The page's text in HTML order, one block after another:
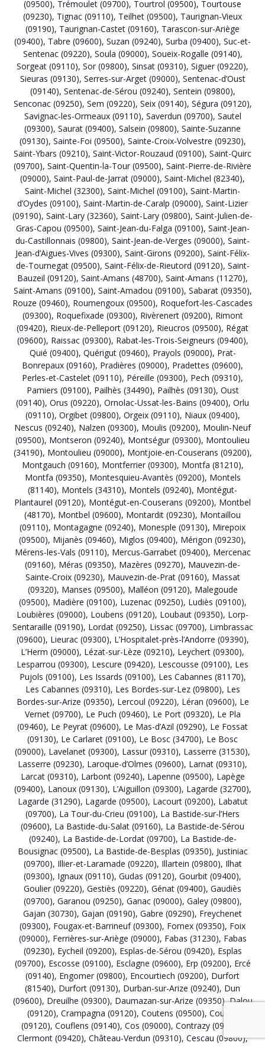
(09500), Trémoulet (09700), Tourtrol (09500), Tourtouse
(09230), Tignac (09110), Teilhet (09500), Taurignan-Vieux
(09190), Taurignan-Castet (09160), Tarascon-sur-Ariège
(09400), Tabre (09600), Suzan (09240), Surba (09400), Suc-et-
Sentenac (09220), Soula (09000), Soueix-Rogalle (09140),
Sorgeat (09110), Sor (09800), Sinsat (09310), Siguer (09220),
Sieuras (09130), Serres-sur-Arget (09000), Sentenac-d’Oust
(09140), Sentenac-de-Sérou (09240), Sentein (09800),
Senconac (09250), Sem (09220), Seix (09140), Ségura (09120),
Savignac-les-Ormeaux (09110), Saverdun (09700), Sautel
(09300), Saurat (09400), Salsein (09800), Sainte-Suzanne
(09130), Sainte-Foi (09500), Sainte-Croix-Volvestre (09230),
Saint-Ybars (09210), Saint-Victor-Rouzaud (09100), Saint-Quirc
(09700), Saint-Quentin-la-Tour (09500), Saint-Pierre-de-Rivière
(09000), Saint-Paul-de-Jarrat (09000), Saint-Michel (82340),
Saint-Michel (32300), Saint-Michel (09100), Saint-Martin-
d’Oydes (09100), Saint-Martin-de-Caralp (09000), Saint-Lizier
(09190), Saint-Lary (32360), Saint-Lary (09800), Saint-Julien-de-
Gras-Capou (09500), Saint-Jean-du-Falga (09100), Saint-Jean-
du-Castillonnais (09800), Saint-Jean-de-Verges (09000), Saint-
Jean-d’Aigues-Vives (09300), Saint-Girons (09200), Saint-Félix-
de-Tournegat (09500), Saint-Félix-de-Rieutord (09120), Saint-
Bauzeil (09120), Saint-Amans (48700), Saint-Amans (11270),
Saint-Amans (09100), Saint-Amadou (09100), Sabarat (09350),
Rouze (09460), Roumengoux (09500), Roquefort-les-Cascades
(09300), Roquefixade (09300), Rivèrenert (09200), Rimont
(09420), Rieux-de-Pelleport (09120), Rieucros (09500), Régat
(09600), Raissac (09300), Rabat-les-Trois-Seigneurs (09400),
Quié (09400), Quérigut (09460), Prayols (09000), Prat-
Bonrepaux (09160), Pradières (09000), Pradettes (09600),
Perles-et-Castelet (09110), Péreille (09300), Pech (09310),
Pamiers (09100), Pailhès (34490), Pailhès (09130), Oust
(09140), Orus (09220), Ornolac-Ussat-les-Bains (09400), Orlu
(09110), Orgibet (09800), Orgeix (09110), Niaux (09400),
Nescus (09240), Nalzen (09300), Moulis (09200), Moulin-Neuf
(09500), Montseron (09240), Montségur (09300), Montoulieu
(34190), Montoulieu (09000), Montjoie-en-Couserans (09200),
Montgauch (09160), Montferrier (09300), Montfa (81210),
Montfa (09350), Montesquieu-Avantès (09200), Montels
(81140), Montels (34310), Montels (09240), Montégut-
Plantaurel (09120), Montégut-en-Couserans (09200), Montbel
(48170), Montbel (09600), Montardit (09230), Montaillou
(09110), Montagagne (09240), Monesple (09130), Mirepoix
(09500), Mijanès (09460), Miglos (09400), Mérigon (09230),
Mérens-les-Vals (09110), Mercus-Garrabet (09400), Mercenac
(09160), Méras (09350), Mazères (09270), Mauvezin-de-
Sainte-Croix (09230), Mauvezin-de-Prat (09160), Massat
(09320), Manses (09500), Malléon (09120), Malegoude
(09500), Madière (09100), Luzenac (09250), Ludiès (09100),
Loubières (09000), Loubens (09120), Loubaut (09350), Lorp-
Sentaraille (09190), Lordat (09250), Lissac (09700), Limbrassac
(09600), Lieurac (09300), L’Hospitalet-près-l’Andorre (09390),
L’Herm (09000), Lézat-sur-Lèze (09210), Leychert (09300),
Lesparrou (09300), Lescure (09420), Lescousse (09100), Les
Pujols (09100), Les Issards (09100), Les Cabannes (81170),
Les Cabannes (09310), Les Bordes-sur-Lez (09800), Les
Bordes-sur-Arize (09350), Lercoul (09220), Léran (09600), Le
Vernet (09700), Le Puch (09460), Le Port (09320), Le Pla
(09460), Le Peyrat (09600), Le Mas-d’Azil (09290), Le Fossat
(09130), Le Carlaret (09100), Le Bosc (34700), Le Bosc
(09000), Lavelanet (09300), Lassur (09310), Lasserre (31530),
Lasserre (09230), Laroque-d’Olmes (09600), Larnat (09310),
Larcat (09310), Larbont (09240), Lapenne (09500), Lapège
(09400), Lanoux (09130), L’Aiguillon (09300), Lagarde (32700),
Lagarde (31290), Lagarde (09500), Lacourt (09200), Labatut
(09700), La Tour-du-Crieu (09100), La Bastide-sur-l’Hers
(09600), La Bastide-du-Salat (09160), La Bastide-de-Sérou
(09240), La Bastide-de-Lordat (09700), La Bastide-de-
Bousignac (09500), La Bastide-de-Besplas (09350), Justiniac
(09700), Illier-et-Laramade (09220), Illartein (09800), Ilhat
(09300), Ignaux (09110), Gudas (09120), Gourbit (09400),
Goulier (09220), Gestiès (09220), Génat (09400), Gaudiès
(09700), Garanou (09250), Ganac (09000), Galey (09800),
Gajan (30730), Gajan (09190), Gabre (09290), Freychenet
(09300), Fougax-et-Barrineuf (09300), Fornex (09350), Foix
(09000), Ferrières-sur-Ariège (09000), Fabas (31230), Fabas
(09230), Eycheil (09200), Esplas-de-Sérou (09420), Esplas
(09700), Escosse (09100), Esclagne (09600), Erp (09200), Ercé
(09140), Engomer (09800), Encourtiech (09200), Durfort
(81540), Durfort (09130), Durban-sur-Arize (09240), Dun
(09600), Dreuilhe (09300), Daumazan-sur-Arize (09350),Dalou
(09120), Crampagna (09120), Coutens (09500), Coussa
(09120), Couflens (09140), Cos (09000), Contrazy (09230)
Clermont (09420), Château-Verdun (09310), Cescau (09800),